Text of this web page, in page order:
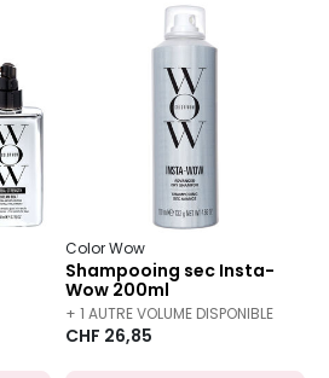
Color Wow
Shampooing sec Insta-
Wow 200ml
+ 1 AUTRE VOLUME DISPONIBLE
CHF 26,85